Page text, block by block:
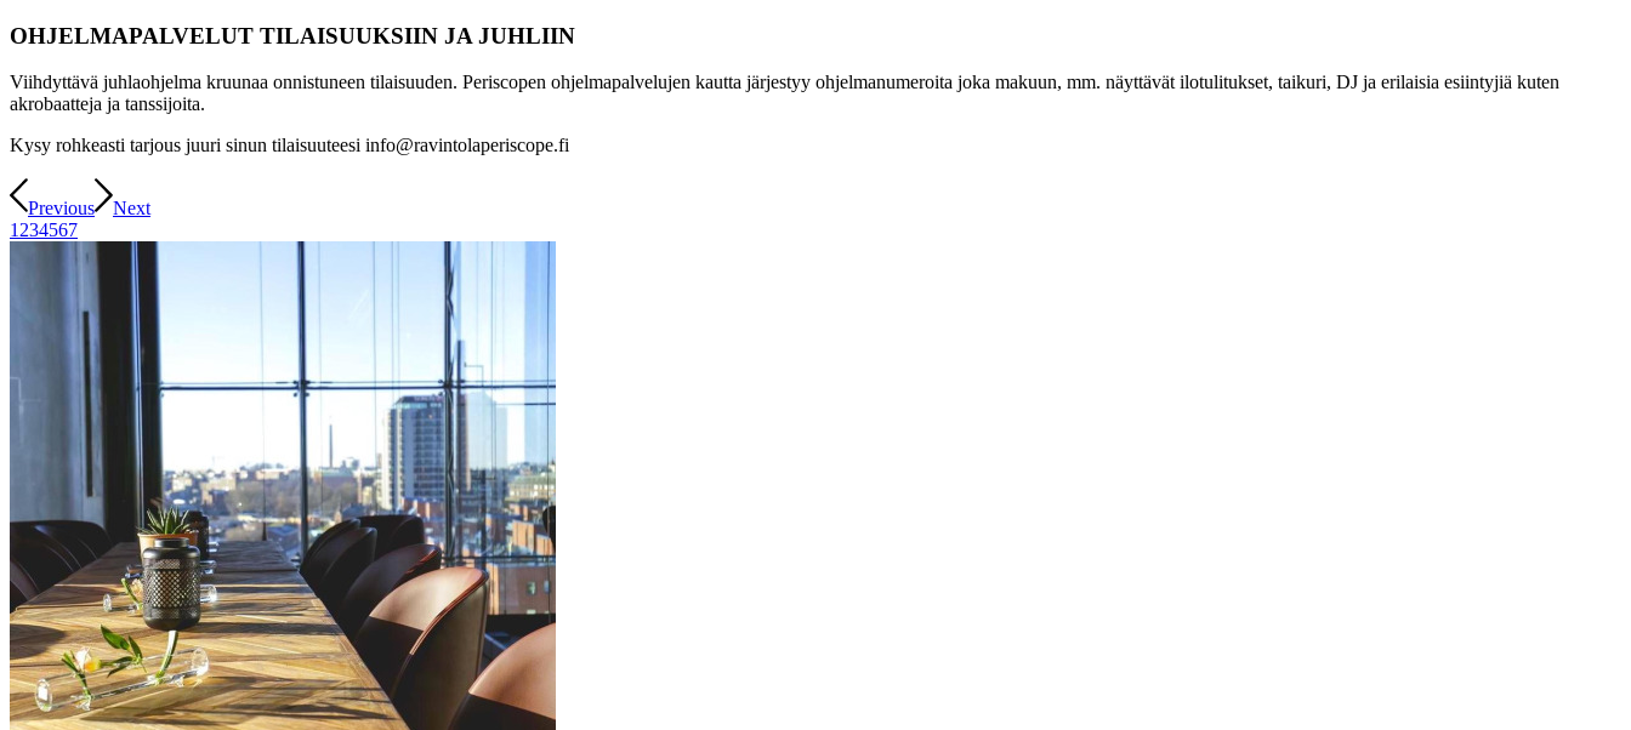
OHJELMAPALVELUT TILAISUUKSIIN JA JUHLIIN
Viihdyttävä juhlaohjelma kruunaa onnistuneen tilaisuuden. Periscopen ohjelmapalvelujen kautta järjestyy ohjelmanumeroita joka makuun, mm. näyttävät ilotulitukset, taikuri, DJ ja erilaisia esiintyjiä kuten
akrobaatteja ja tanssijoita.
Kysy rohkeasti tarjous juuri sinun tilaisuuteesi info@ravintolaperiscope.fi
Previous
Next
1234567